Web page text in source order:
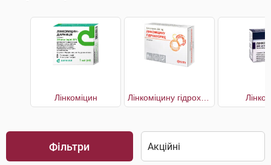
Лінкоміцин
Фільтри